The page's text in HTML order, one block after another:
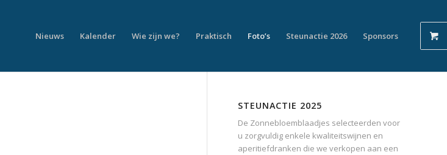
Nieuws Kalender Wie zijn we? Praktisch Foto’s Steunactie 2026 Sponsors
STEUNACTIE 2025
De Zonnebloemblaadjes selecteerden voor
u zorgvuldig enkele kwaliteitswijnen en
aperitiefdranken die we verkopen aan een